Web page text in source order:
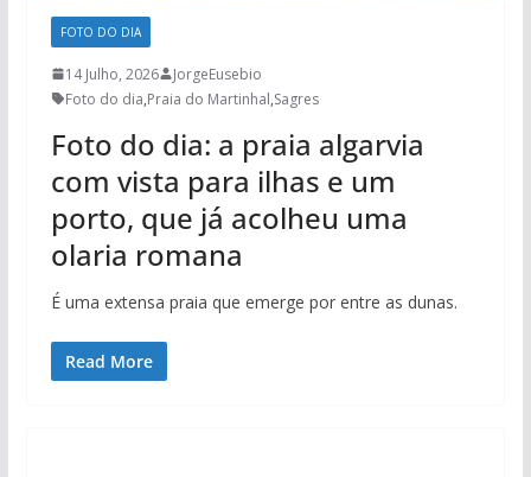
FOTO DO DIA
14 Julho, 2026
JorgeEusebio
Foto do dia,Praia do Martinhal,Sagres
Foto do dia: a praia algarvia
com vista para ilhas e um
porto, que já acolheu uma
olaria romana
É uma extensa praia que emerge por entre as dunas.
Read More